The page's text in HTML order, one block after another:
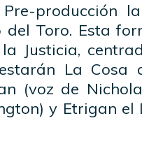
producción
Toro. Esta
Justicia,
La Cosa
(voz de
y Etrigan el